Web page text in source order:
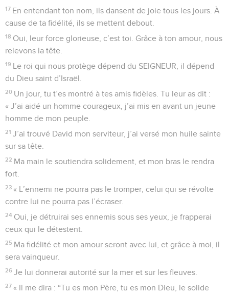
17 En entendant ton nom, ils dansent de joie tous les jours. À
cause de ta fidélité, ils se mettent debout.
18 Oui, leur force glorieuse, c’est toi. Grâce à ton amour, nous
relevons la tête.
19 Le roi qui nous protège dépend du SEIGNEUR, il dépend
du Dieu saint d’Israël.
20 Un jour, tu t’es montré à tes amis fidèles. Tu leur as dit :
« J’ai aidé un homme courageux, j’ai mis en avant un jeune
homme de mon peuple.
21 J’ai trouvé David mon serviteur, j’ai versé mon huile sainte
sur sa tête.
22 Ma main le soutiendra solidement, et mon bras le rendra
fort.
23 « L’ennemi ne pourra pas le tromper, celui qui se révolte
contre lui ne pourra pas l’écraser.
24 Oui, je détruirai ses ennemis sous ses yeux, je frapperai
ceux qui le détestent.
25 Ma fidélité et mon amour seront avec lui, et grâce à moi, il
sera vainqueur.
26 Je lui donnerai autorité sur la mer et sur les fleuves.
27 « Il me dira : “Tu es mon Père, tu es mon Dieu, le solide